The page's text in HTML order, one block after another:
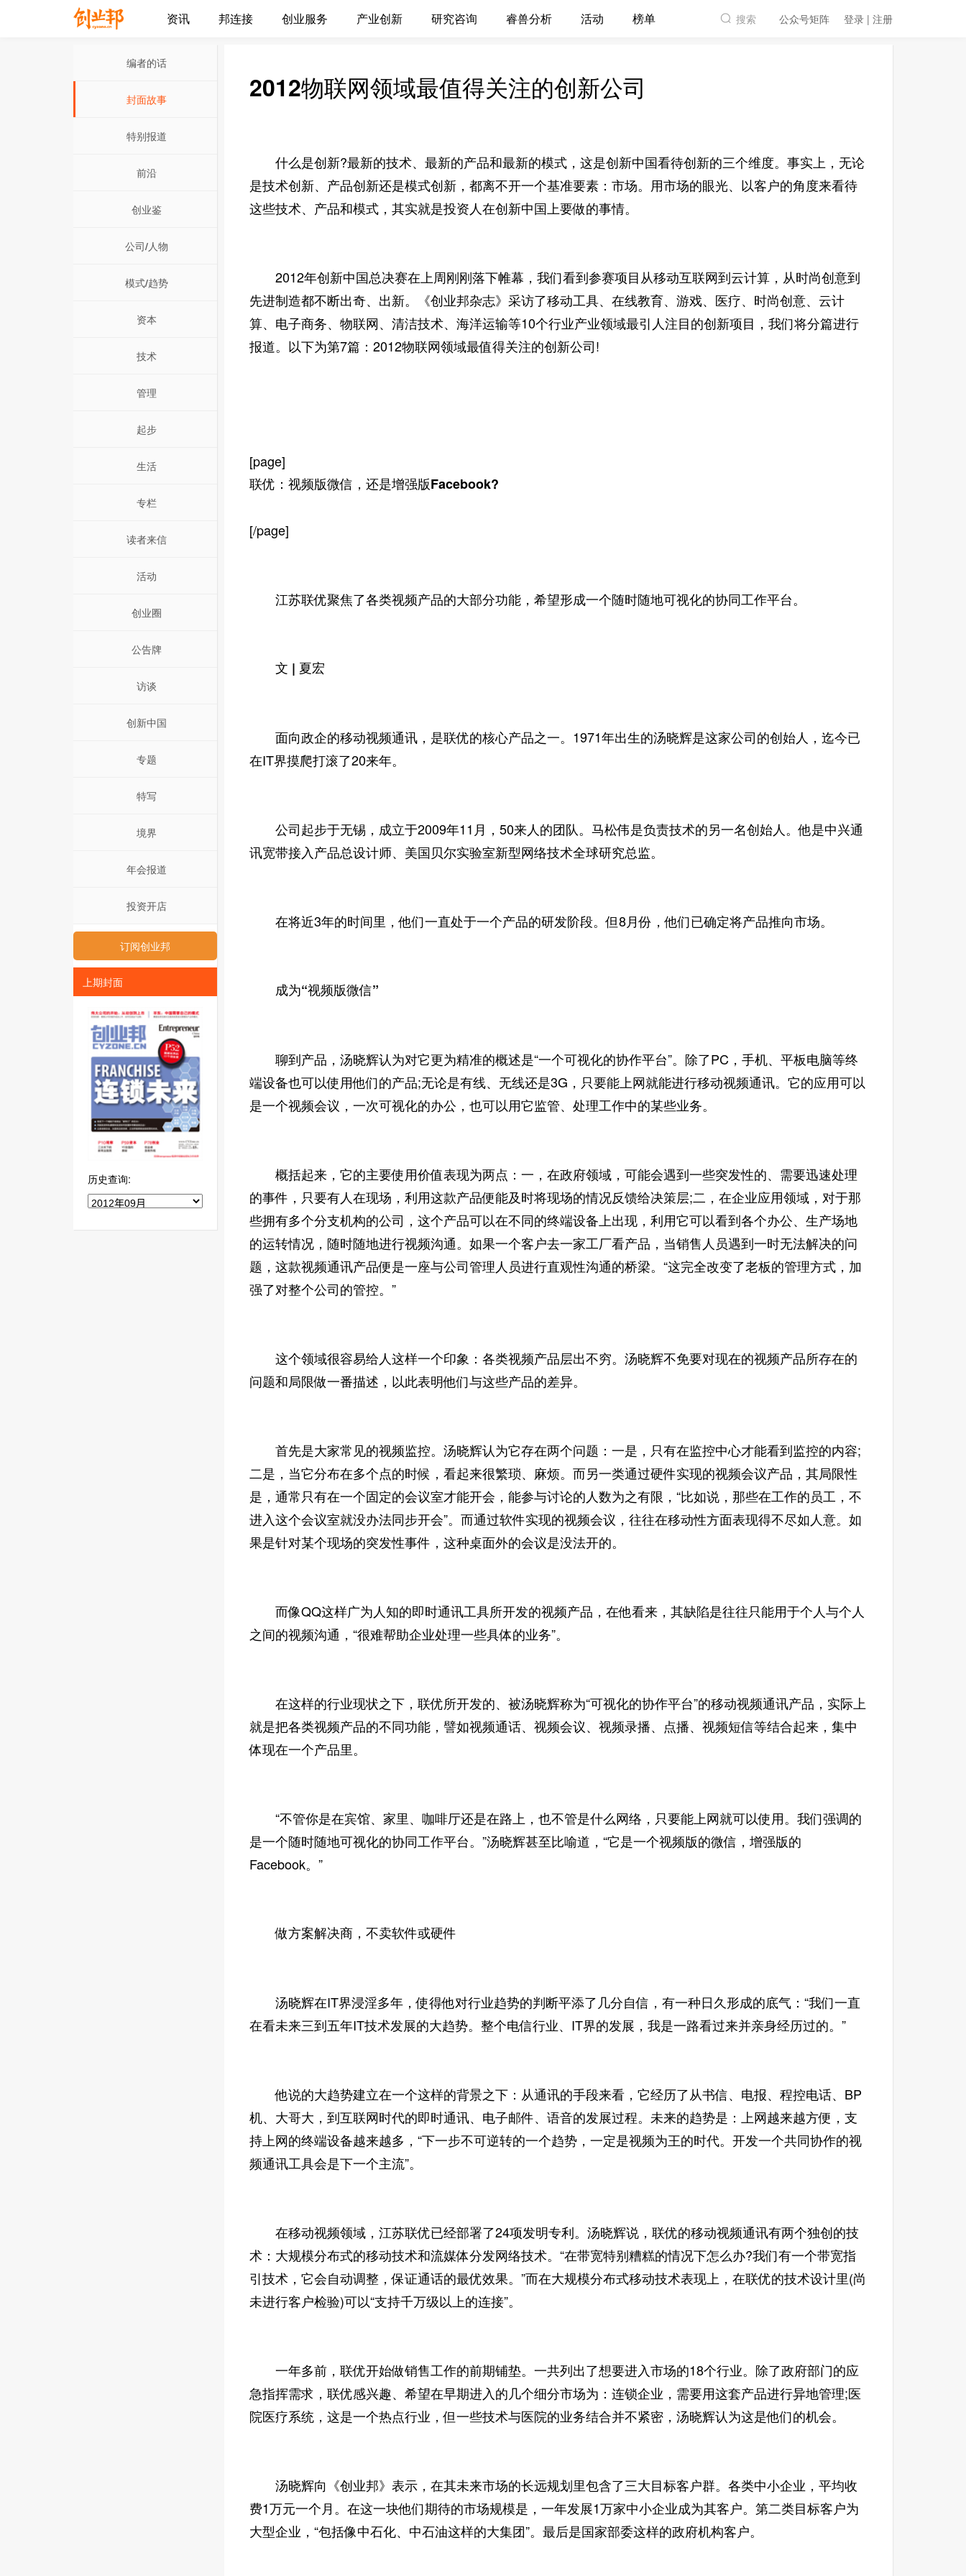
资讯 邦连接 创业服务 产业创新 研究咨询 睿兽分析 活动 榜单 搜索 公众号矩阵 登录 | 注册
编者的话
封面故事
特别报道
前沿
创业鉴
公司/人物
模式/趋势
资本
技术
管理
起步
生活
专栏
读者来信
活动
创业圈
公告牌
访谈
创新中国
专题
特写
境界
年会报道
投资开店
订阅创业邦
上期封面
历史查询:
2012物联网领域最值得关注的创新公司
什么是创新?最新的技术、最新的产品和最新的模式，这是创新中国看待创新的三个维度。事实上，无论
是技术创新、产品创新还是模式创新，都离不开一个基准要素：市场。用市场的眼光、以客户的角度来看待
这些技术、产品和模式，其实就是投资人在创新中国上要做的事情。
2012年创新中国总决赛在上周刚刚落下帷幕，我们看到参赛项目从移动互联网到云计算，从时尚创意到
先进制造都不断出奇、出新。《创业邦杂志》采访了移动工具、在线教育、游戏、医疗、时尚创意、云计
算、电子商务、物联网、清洁技术、海洋运输等10个行业产业领域最引人注目的创新项目，我们将分篇进行
报道。以下为第7篇：2012物联网领域最值得关注的创新公司!
[page]
联优：视频版微信，还是增强版Facebook?
[/page]
江苏联优聚焦了各类视频产品的大部分功能，希望形成一个随时随地可视化的协同工作平台。
文 | 夏宏
面向政企的移动视频通讯，是联优的核心产品之一。1971年出生的汤晓辉是这家公司的创始人，迄今已
在IT界摸爬打滚了20来年。
公司起步于无锡，成立于2009年11月，50来人的团队。马松伟是负责技术的另一名创始人。他是中兴通
讯宽带接入产品总设计师、美国贝尔实验室新型网络技术全球研究总监。
在将近3年的时间里，他们一直处于一个产品的研发阶段。但8月份，他们已确定将产品推向市场。
成为“视频版微信”
聊到产品，汤晓辉认为对它更为精准的概述是“一个可视化的协作平台”。除了PC，手机、平板电脑等终
端设备也可以使用他们的产品;无论是有线、无线还是3G，只要能上网就能进行移动视频通讯。它的应用可以
是一个视频会议，一次可视化的办公，也可以用它监管、处理工作中的某些业务。
概括起来，它的主要使用价值表现为两点：一，在政府领域，可能会遇到一些突发性的、需要迅速处理
的事件，只要有人在现场，利用这款产品便能及时将现场的情况反馈给决策层;二，在企业应用领域，对于那
些拥有多个分支机构的公司，这个产品可以在不同的终端设备上出现，利用它可以看到各个办公、生产场地
的运转情况，随时随地进行视频沟通。如果一个客户去一家工厂看产品，当销售人员遇到一时无法解决的问
题，这款视频通讯产品便是一座与公司管理人员进行直观性沟通的桥梁。“这完全改变了老板的管理方式，加
强了对整个公司的管控。”
这个领域很容易给人这样一个印象：各类视频产品层出不穷。汤晓辉不免要对现在的视频产品所存在的
问题和局限做一番描述，以此表明他们与这些产品的差异。
首先是大家常见的视频监控。汤晓辉认为它存在两个问题：一是，只有在监控中心才能看到监控的内容;
二是，当它分布在多个点的时候，看起来很繁琐、麻烦。而另一类通过硬件实现的视频会议产品，其局限性
是，通常只有在一个固定的会议室才能开会，能参与讨论的人数为之有限，“比如说，那些在工作的员工，不
进入这个会议室就没办法同步开会”。而通过软件实现的视频会议，往往在移动性方面表现得不尽如人意。如
果是针对某个现场的突发性事件，这种桌面外的会议是没法开的。
而像QQ这样广为人知的即时通讯工具所开发的视频产品，在他看来，其缺陷是往往只能用于个人与个人
之间的视频沟通，“很难帮助企业处理一些具体的业务”。
在这样的行业现状之下，联优所开发的、被汤晓辉称为“可视化的协作平台”的移动视频通讯产品，实际上
就是把各类视频产品的不同功能，譬如视频通话、视频会议、视频录播、点播、视频短信等结合起来，集中
体现在一个产品里。
“不管你是在宾馆、家里、咖啡厅还是在路上，也不管是什么网络，只要能上网就可以使用。我们强调的
是一个随时随地可视化的协同工作平台。”汤晓辉甚至比喻道，“它是一个视频版的微信，增强版的
Facebook。”
做方案解决商，不卖软件或硬件
汤晓辉在IT界浸淫多年，使得他对行业趋势的判断平添了几分自信，有一种日久形成的底气：“我们一直
在看未来三到五年IT技术发展的大趋势。整个电信行业、IT界的发展，我是一路看过来并亲身经历过的。”
他说的大趋势建立在一个这样的背景之下：从通讯的手段来看，它经历了从书信、电报、程控电话、BP
机、大哥大，到互联网时代的即时通讯、电子邮件、语音的发展过程。未来的趋势是：上网越来越方便，支
持上网的终端设备越来越多，“下一步不可逆转的一个趋势，一定是视频为王的时代。开发一个共同协作的视
频通讯工具会是下一个主流”。
在移动视频领域，江苏联优已经部署了24项发明专利。汤晓辉说，联优的移动视频通讯有两个独创的技
术：大规模分布式的移动技术和流媒体分发网络技术。“在带宽特别糟糕的情况下怎么办?我们有一个带宽指
引技术，它会自动调整，保证通话的最优效果。”而在大规模分布式移动技术表现上，在联优的技术设计里(尚
未进行客户检验)可以“支持千万级以上的连接”。
一年多前，联优开始做销售工作的前期铺垫。一共列出了想要进入市场的18个行业。除了政府部门的应
急指挥需求，联优感兴趣、希望在早期进入的几个细分市场为：连锁企业，需要用这套产品进行异地管理;医
院医疗系统，这是一个热点行业，但一些技术与医院的业务结合并不紧密，汤晓辉认为这是他们的机会。
汤晓辉向《创业邦》表示，在其未来市场的长远规划里包含了三大目标客户群。各类中小企业，平均收
费1万元一个月。在这一块他们期待的市场规模是，一年发展1万家中小企业成为其客户。第二类目标客户为
大型企业，“包括像中石化、中石油这样的大集团”。最后是国家部委这样的政府机构客户。